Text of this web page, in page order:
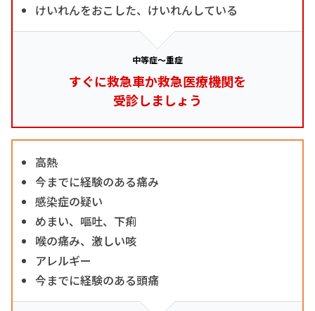
けいれんをおこした、けいれんしている
中等症～重症
すぐに救急車か救急医療機関を
受診しましょう
高熱
今までに経験のある痛み
感染症の疑い
めまい、嘔吐、下痢
喉の痛み、激しい咳
アレルギー
今までに経験のある頭痛